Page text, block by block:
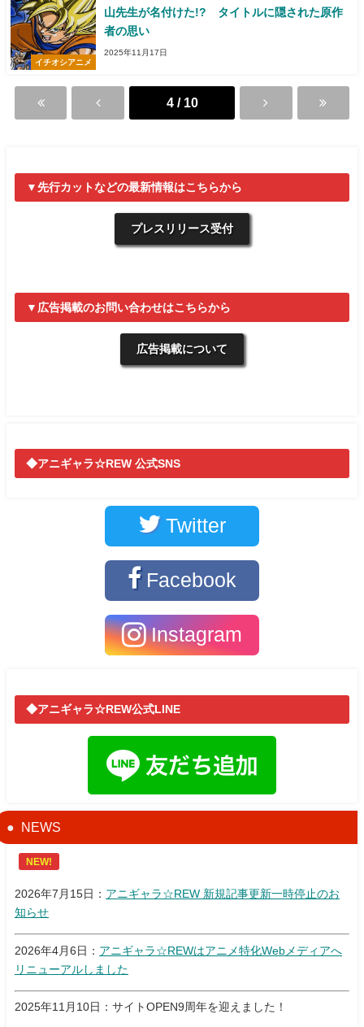
イチオシアニメ
山先生が名付けた!? タイトルに隠された原作
者の思い
2025年11月17日
4 / 10
▼先行カットなどの最新情報はこちらから
プレスリリース受付
▼広告掲載のお問い合わせはこちらから
広告掲載について
◆アニギャラ☆REW 公式SNS
Twitter
Facebook
Instagram
◆アニギャラ☆REW公式LINE
NEWS
NEW!
2026年7月15日： アニギャラ☆REW 新規記事更新一時停止のお
知らせ
2026年4月6日： アニギャラ☆REWはアニメ特化Webメディアへ
リニューアルしました
2025年11月10日：サイトOPEN9周年を迎えました！